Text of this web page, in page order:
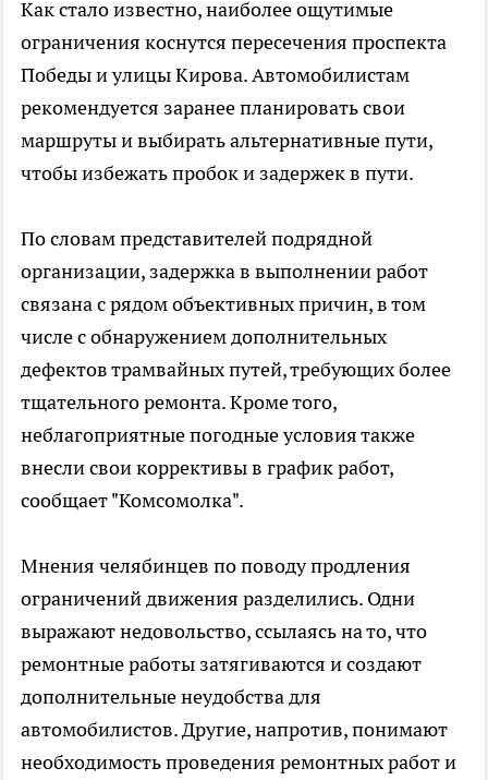
Как стало известно, наиболее ощутимые
ограничения коснутся пересечения проспекта
Победы и улицы Кирова. Автомобилистам
рекомендуется заранее планировать свои
маршруты и выбирать альтернативные пути,
чтобы избежать пробок и задержек в пути.
По словам представителей подрядной
организации, задержка в выполнении работ
связана с рядом объективных причин, в том
числе с обнаружением дополнительных
дефектов трамвайных путей, требующих более
тщательного ремонта. Кроме того,
неблагоприятные погодные условия также
внесли свои коррективы в график работ,
сообщает "Комсомолка".
Мнения челябинцев по поводу продления
ограничений движения разделились. Одни
выражают недовольство, ссылаясь на то, что
ремонтные работы затягиваются и создают
дополнительные неудобства для
автомобилистов. Другие, напротив, понимают
необходимость проведения ремонтных работ и